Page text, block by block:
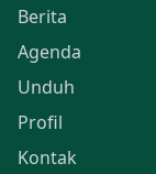
Berita
Agenda
Unduh
Profil
Kontak